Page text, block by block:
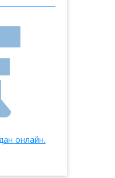
онлайн.